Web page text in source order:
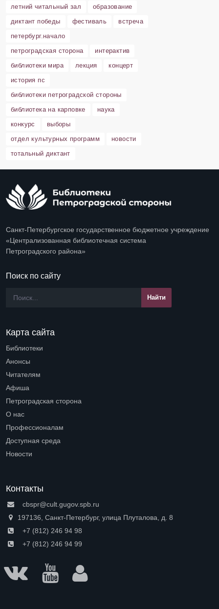
летний читальный зал
образование
диктант победы
фестиваль
встреча
петербург.начало
петроградская сторона
интерактив
библиотеки мира
лекция
концерт
история пс
библиотеки петроградской стороны
библиотека на карповке
наука
конкурс
выборы
отдел культурных программ
новости
тотальный диктант
Санкт-Петербургское государственное бюджетное учреждение
«Централизованная библиотечная система
Петроградского района»
Поиск по сайту
Карта сайта
Библиотеки
Анонсы
Читателям
Афиша
Петроградская сторона
О нас
Профессионалам
Доступная среда
Новости
Контакты
cbspr@cult.gugov.spb.ru
197136, Санкт-Петербург, улица Плуталова, д. 8
+7 (812) 246 94 98
+7 (812) 246 94 99